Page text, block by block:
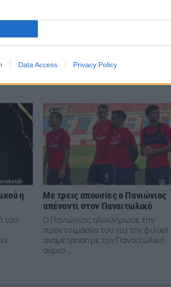
Data Access Privacy Policy
η
του
Με τρεις απουσίες ο Πανιώνιος
απέναντι στον Παναιτωλικό
Ο Πανιώνιος ολοκλήρωσε την
προετοιμασία του για την φιλική
αναμέτρηση με τον Παναιτωλικό
αύριο...